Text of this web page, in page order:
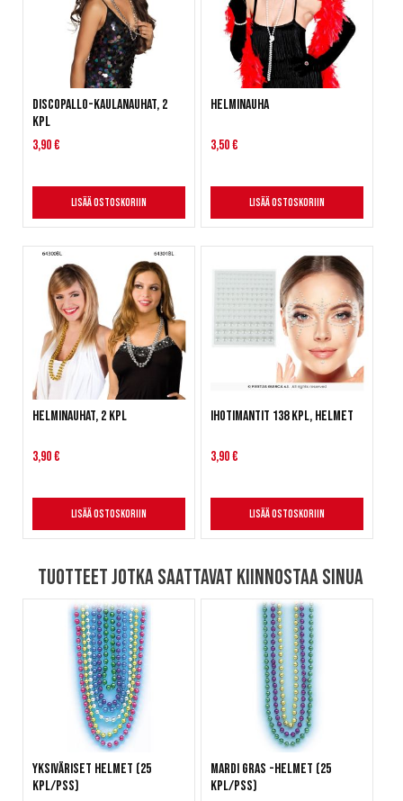
Discopallo-kaulanauhat, 2
kpl
3,90 €
Lisää ostoskoriin
Helminauha
3,50 €
Lisää ostoskoriin
Helminauhat, 2 kpl
3,90 €
Lisää ostoskoriin
Ihotimantit 138 kpl, helmet
3,90 €
Lisää ostoskoriin
Tuotteet jotka saattavat kiinnostaa sinua
Yksiväriset helmet (25
kpl/pss)
Mardi Gras -helmet (25
kpl/pss)